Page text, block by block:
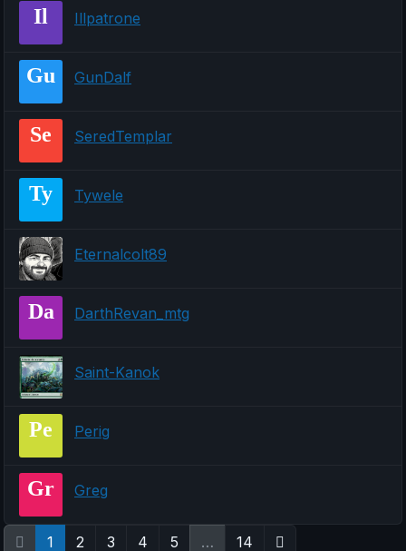
Il Illpatrone
Gu GunDalf
Se SeredTemplar
Ty Tywele
Eternalcolt89
Da DarthRevan_mtg
Saint-Kanok
Pe Perig
Gr Greg
1 2 3 4 5 … 14